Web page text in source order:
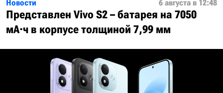
Новости 6 августа в 12:48
Представлен Vivo S2 – батарея на 7050
мА·ч в корпусе толщиной 7,99 мм